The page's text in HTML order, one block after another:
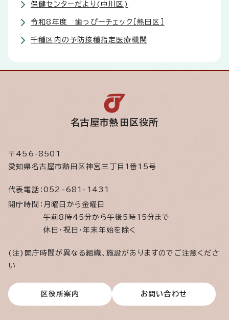
保健センターだより(中川区)
令和8年度 歯っぴーチェック［熱田区］
千種区内の予防接種指定医療機関
名古屋市熱田区役所
〒456-8501
愛知県名古屋市熱田区神宮三丁目1番15号
代表電話： 052-681-1431
開庁時間： 月曜日から金曜日
午前8時45分から午後5時15分まで
休日・祝日・年末年始を除く
(注)開庁時間が異なる組織、施設がありますのでご注意くださ
い
区役所案内 お問い合わせ